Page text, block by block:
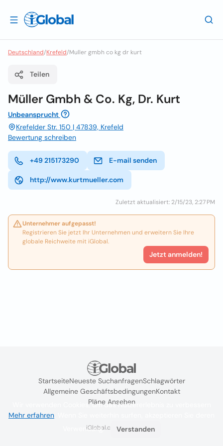
Deutschland/Krefeld/Muller gmbh co kg dr kurt
Teilen
Müller Gmbh & Co. Kg, Dr. Kurt
Unbeansprucht
Krefelder Str. 150 | 47839, Krefeld
Bewertung schreiben
+49 215173290 E-mail senden
http://www.kurtmueller.com
Zuletzt aktualisiert: 2/15/23, 2:27 PM
Unternehmer aufgepasst!
Registrieren Sie jetzt Ihr Unternehmen und erweitern Sie Ihre
globale Reichweite mit iGlobal.
Jetzt anmelden!
StartseiteNeueste SuchanfragenSchlagwörter
Allgemeine GeschäftsbedingungenKontakt
Pläne Ansehen
iGlobal.co @ 2024
Wir verwenden Cookies, um das Nutzererlebnis zu verbessern
Mehr erfahren
Verwendung.
Verstanden